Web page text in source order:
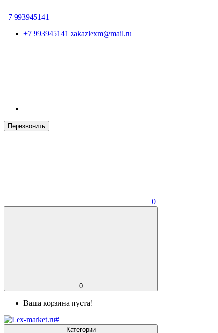
+7 993945141
+7 993945141 zakazlexm@mail.ru
Перезвонить
0
0
Ваша корзина пуста!
Категории